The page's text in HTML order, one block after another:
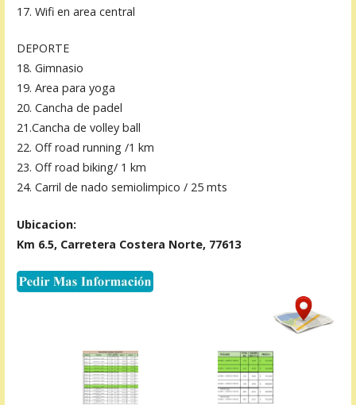
17. Wifi en area central
DEPORTE
18. Gimnasio
19. Area para yoga
20. Cancha de padel
21.Cancha de volley ball
22. Off road running /1 km
23. Off road biking/ 1 km
24. Carril de nado semiolimpico / 25 mts
Ubicacion:
Km 6.5, Carretera Costera Norte, 77613